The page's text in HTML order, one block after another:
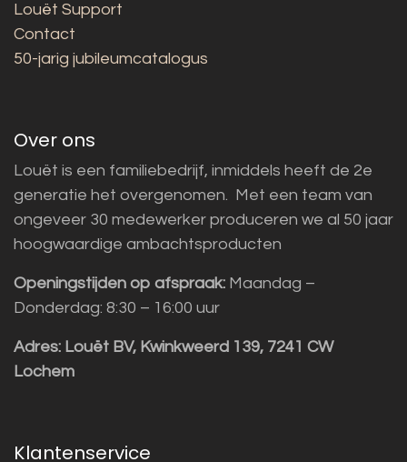
Louët Support
Contact
50-jarig jubileumcatalogus
Over ons
Louët is een familiebedrijf, inmiddels heeft de 2e
generatie het overgenomen. Met een team van
ongeveer 30 medewerker produceren we al 50 jaar
hoogwaardige ambachtsproducten
Openingstijden op afspraak: Maandag –
Donderdag: 8:30 – 16:00 uur
Adres: Louët BV, Kwinkweerd 139, 7241 CW
Lochem
Klantenservice